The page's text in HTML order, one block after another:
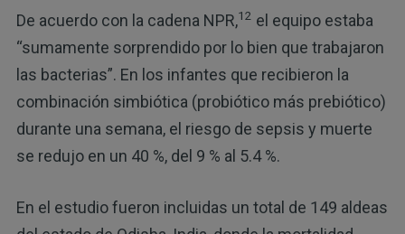
De acuerdo con la cadena NPR,12 el equipo estaba
“sumamente sorprendido por lo bien que trabajaron
las bacterias”. En los infantes que recibieron la
combinación simbiótica (probiótico más prebiótico)
durante una semana, el riesgo de sepsis y muerte
se redujo en un 40 %, del 9 % al 5.4 %.
En el estudio fueron incluidas un total de 149 aldeas